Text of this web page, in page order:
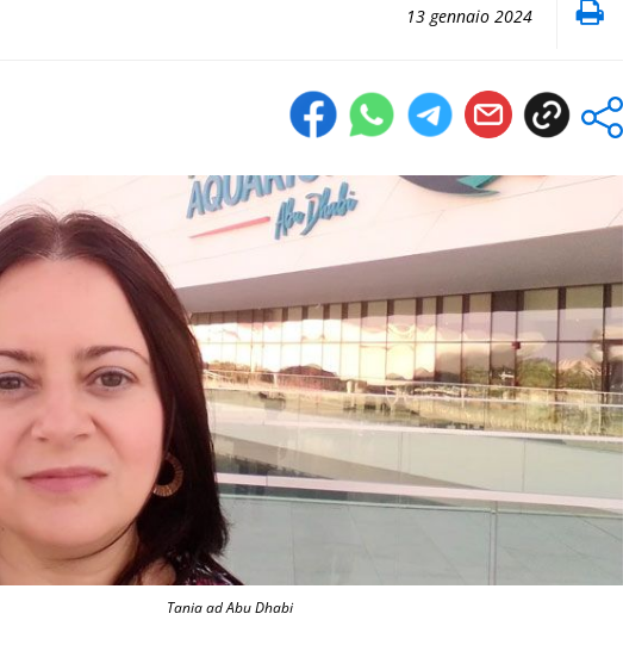
13 gennaio 2024
Tania ad Abu Dhabi